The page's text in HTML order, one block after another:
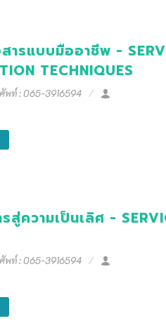
รแบบมืออาชีพ -
TECHNIQUES
พท์ : 065-3916594
ความเป็นเลิศ -
พท์ : 065-3916594